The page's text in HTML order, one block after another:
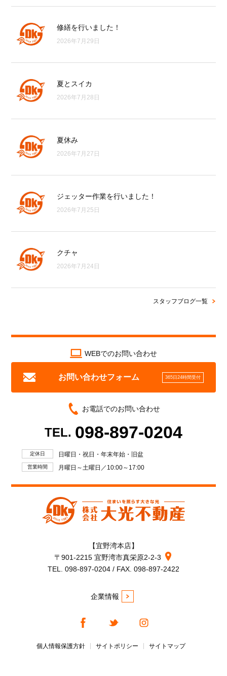
修繕を行いました！
2026年7月29日
夏とスイカ
2026年7月28日
夏休み
2026年7月27日
ジェッター作業を行いました！
2026年7月25日
クチャ
2026年7月24日
スタッフブログ一覧
WEBでのお問い合わせ
お問い合わせフォーム 365日24時間受付
お電話でのお問い合わせ
TEL. 098-897-0204
定休日 日曜日・祝日・年末年始・旧盆
営業時間 月曜日～土曜日／10:00～17:00
【宜野湾本店】
〒901-2215 宜野湾市真栄原2-2-3
TEL. 098-897-0204 / FAX. 098-897-2422
企業情報
個人情報保護方針 サイトポリシー サイトマップ